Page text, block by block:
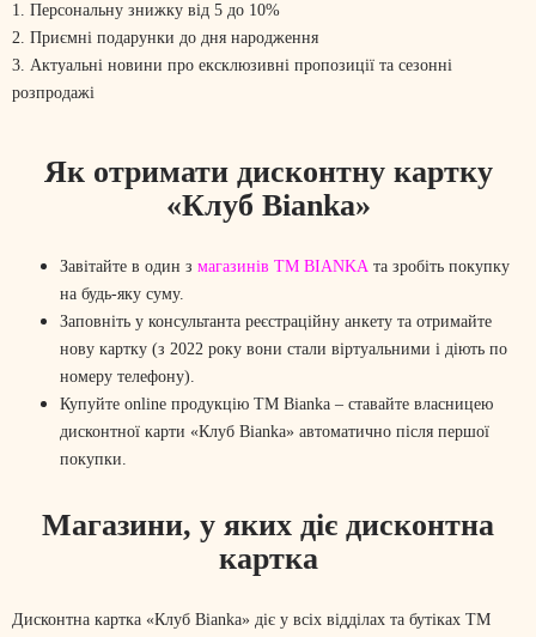
1. Персональну знижку від 5 до 10%
2. Приємні подарунки до дня народження
3. Актуальні новини про ексклюзивні пропозиції та сезонні
розпродажі
Як отримати дисконтну картку
«Клуб Bianka»
Завітайте в один з магазинів ТМ BIANKA та зробіть покупку
на будь-яку суму.
Заповніть у консультанта реєстраційну анкету та отримайте
нову картку (з 2022 року вони стали віртуальними і діють по
номеру телефону).
Купуйте online продукцію ТМ Bianka – ставайте власницею
дисконтної карти «Клуб Bianka» автоматично після першої
покупки.
Магазини, у яких діє дисконтна
картка
Дисконтна картка «Клуб Bianka» діє у всіх відділах та бутіках ТМ